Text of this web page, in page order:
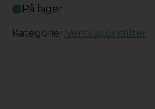
posefilter
antall
På lager
Kategorier:Ventilasjonsfilter